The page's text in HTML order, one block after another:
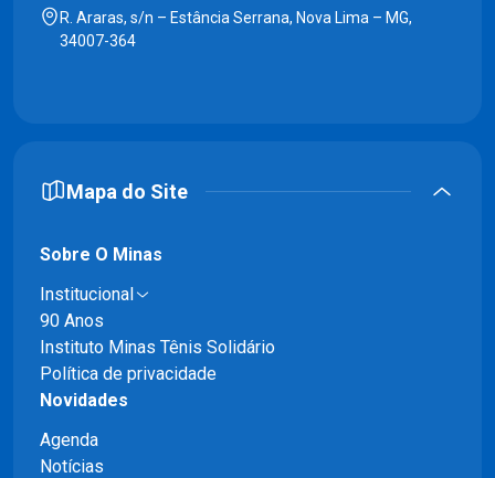
R. Araras, s/n – Estância Serrana, Nova Lima – MG,
34007-364
Mapa do Site
Sobre O Minas
Institucional
90 Anos
Instituto Minas Tênis Solidário
Política de privacidade
Novidades
Agenda
Notícias